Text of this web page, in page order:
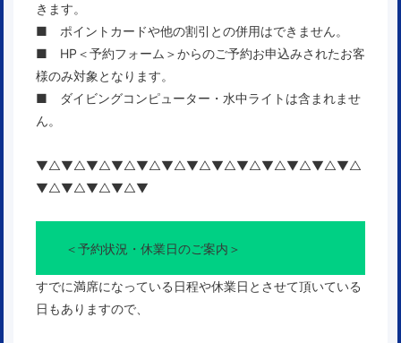
きます。
■ ポイントカードや他の割引との併用はできません。
■ HP＜予約フォーム＞からのご予約お申込みされたお客
様のみ対象となります。
■ ダイビングコンピューター・水中ライトは含まれませ
ん。
▼△▼△▼△▼△▼△▼△▼△▼△▼△▼△▼△▼△▼△
▼△▼△▼△▼△▼
＜予約状況・休業日のご案内＞
すでに満席になっている日程や休業日とさせて頂いている
日もありますので、